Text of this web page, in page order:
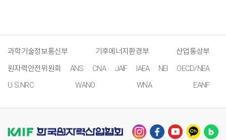
과학기술정보통신부 기후에너지환경부
산업통상부
원자력안전위원회
ANS CNA JAIF IAEA NEI
OECD/NEA
U.S.NRC
WANO WNA EANF